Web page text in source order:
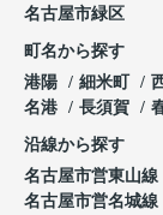
名古屋市緑区
町名から探す
港陽
細米町
名港
長須賀
沿線から探す
名古屋市営東山線
名古屋市営名城線